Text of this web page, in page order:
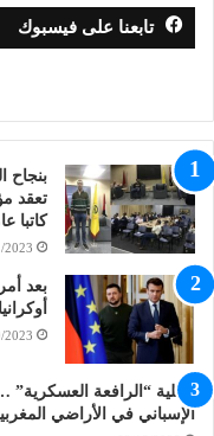
تابعنا على فيسبوك
تعقد
كاتبا
2023
بعد
2023
عملية “الرافعة
الإسباني في الأراضي